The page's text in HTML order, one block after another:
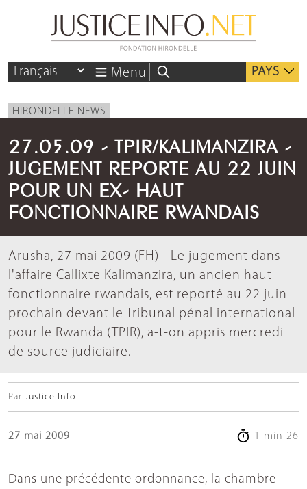
Menu PAYS
HIRONDELLE NEWS
27.05.09 - TPIR/KALIMANZIRA -
JUGEMENT REPORTE AU 22 JUIN
POUR UN EX- HAUT
FONCTIONNAIRE RWANDAIS
Arusha, 27 mai 2009 (FH) - Le jugement dans
l'affaire Callixte Kalimanzira, un ancien haut
fonctionnaire rwandais, est reporté au 22 juin
prochain devant le Tribunal pénal international
pour le Rwanda (TPIR), a-t-on appris mercredi
de source judiciaire.
Par Justice Info
27 mai 2009 1 min 26
Dans une précédente ordonnance, la chambre